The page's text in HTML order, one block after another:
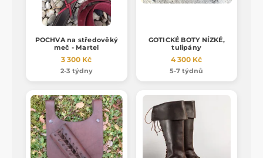
POCHVA na středověký
meč - Martel
3 300 Kč
2-3 týdny
GOTICKÉ BOTY NÍZKÉ,
tulipány
4 300 Kč
5-7 týdnů